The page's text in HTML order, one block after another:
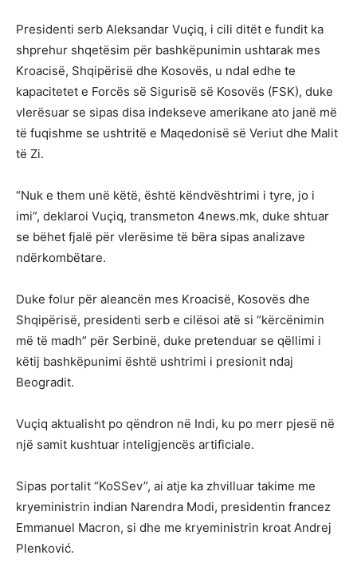
Presidenti serb Aleksandar Vuçiq, i cili ditët e fundit ka
shprehur shqetësim për bashkëpunimin ushtarak mes
Kroacisë, Shqipërisë dhe Kosovës, u ndal edhe te
kapacitetet e Forcës së Sigurisë së Kosovës (FSK), duke
vlerësuar se sipas disa indekseve amerikane ato janë më
të fuqishme se ushtritë e Maqedonisë së Veriut dhe Malit
të Zi.
“Nuk e them unë këtë, është këndvështrimi i tyre, jo i
imi”, deklaroi Vuçiq, transmeton 4news.mk, duke shtuar
se bëhet fjalë për vlerësime të bëra sipas analizave
ndërkombëtare.
Duke folur për aleancën mes Kroacisë, Kosovës dhe
Shqipërisë, presidenti serb e cilësoi atë si “kërcënimin
më të madh” për Serbinë, duke pretenduar se qëllimi i
këtij bashkëpunimi është ushtrimi i presionit ndaj
Beogradit.
Vuçiq aktualisht po qëndron në Indi, ku po merr pjesë në
një samit kushtuar inteligjencës artificiale.
Sipas portalit “KoSSev”, ai atje ka zhvilluar takime me
kryeministrin indian Narendra Modi, presidentin francez
Emmanuel Macron, si dhe me kryeministrin kroat Andrej
Plenković.